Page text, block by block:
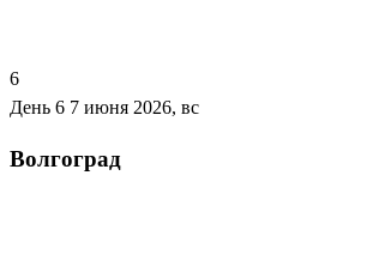
6
День 6 7 июня 2026, вс
Волгоград